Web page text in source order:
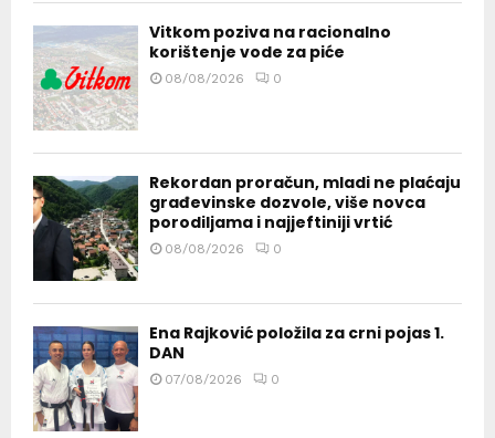
Vitkom poziva na racionalno
korištenje vode za piće
08/08/2026 0
Rekordan proračun, mladi ne plaćaju
građevinske dozvole, više novca
porodiljama i najjeftiniji vrtić
08/08/2026 0
Ena Rajković položila za crni pojas 1.
DAN
07/08/2026 0